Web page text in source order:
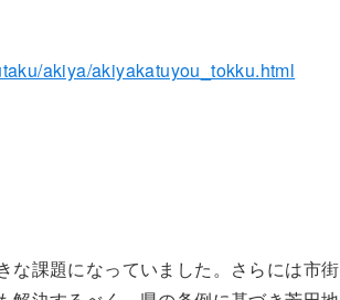
akiya/akiyakatuyou_tokku.html
な課題になっていました。さらには市街